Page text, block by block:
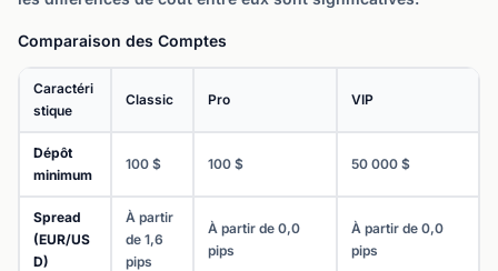
Comparaison des Comptes
Caractéri
stique
Classic Pro VIP
Dépôt
minimum
100 $ 100 $ 50 000 $
Spread
(EUR/US
D)
À partir
de 1,6
pips
À partir de 0,0
pips
À partir de 0,0
pips